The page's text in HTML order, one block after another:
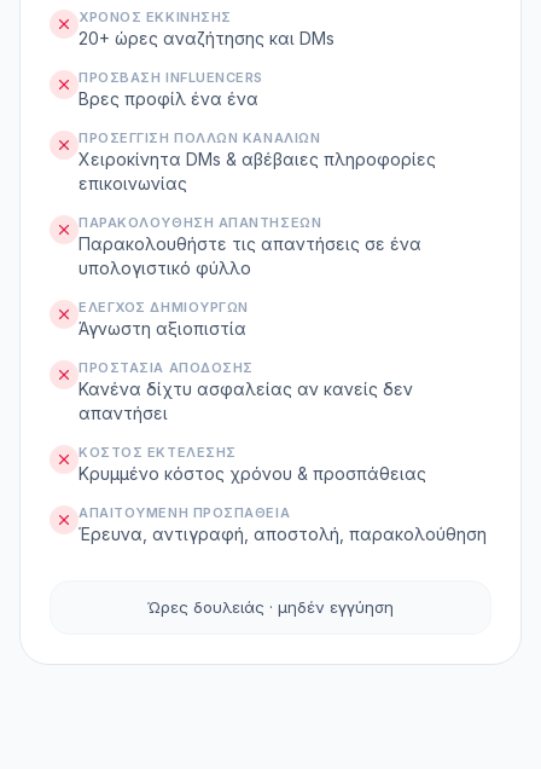
ΧΡΌΝΟΣ ΕΚΚΊΝΗΣΗΣ
20+ ώρες αναζήτησης και DMs
ΠΡΌΣΒΑΣΗ INFLUENCERS
Βρες προφίλ ένα ένα
ΠΡΟΣΈΓΓΙΣΗ ΠΟΛΛΏΝ ΚΑΝΑΛΙΏΝ
Χειροκίνητα DMs & αβέβαιες πληροφορίες
επικοινωνίας
ΠΑΡΑΚΟΛΟΎΘΗΣΗ ΑΠΑΝΤΉΣΕΩΝ
Παρακολουθήστε τις απαντήσεις σε ένα
υπολογιστικό φύλλο
ΈΛΕΓΧΟΣ ΔΗΜΙΟΥΡΓΏΝ
Άγνωστη αξιοπιστία
ΠΡΟΣΤΑΣΊΑ ΑΠΌΔΟΣΗΣ
Κανένα δίχτυ ασφαλείας αν κανείς δεν
απαντήσει
ΚΌΣΤΟΣ ΕΚΤΈΛΕΣΗΣ
Κρυμμένο κόστος χρόνου & προσπάθειας
ΑΠΑΙΤΟΎΜΕΝΗ ΠΡΟΣΠΆΘΕΙΑ
Έρευνα, αντιγραφή, αποστολή, παρακολούθηση
Ώρες δουλειάς · μηδέν εγγύηση